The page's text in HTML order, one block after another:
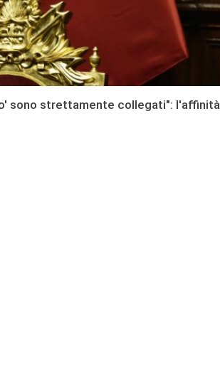
sono strettamente collegati": l'affinità